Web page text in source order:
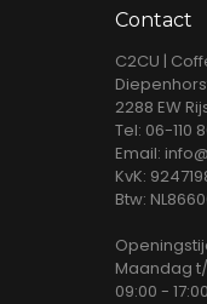
Contact
C2CU |
2288 EW
Tel: 06-110
Email:
KvK:
Btw:
Maandag
09:00 - 17:00